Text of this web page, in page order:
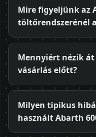
Mire figyeljünk az
töltőrendszerénél
Mennyiért nézik át
vásárlás előtt?
Milyen tipikus
használt Abarth